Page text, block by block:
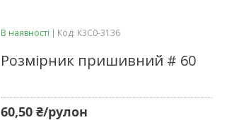
В наявності Код: К3С0-3136
Розмірник пришивний # 60
60,50 ₴/рулон